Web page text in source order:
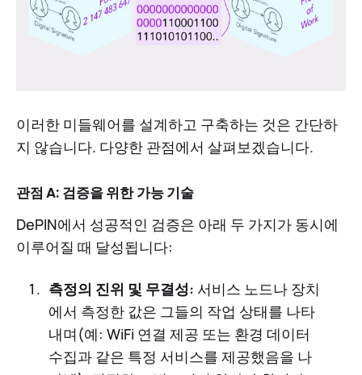
이러한 미들웨어를 설계하고 구축하는 것은 간단하
지 않습니다. 다양한 관점에서 살펴보겠습니다.
관점 A: 검증을 위한 가능 기술
DePIN에서 성공적인 검증은 아래 두 가지가 동시에
이루어질 때 달성됩니다:
측정의 진위 및 무결성: 서비스 노드나 장치
에서 측정한 값은 그들의 작업 상태를 나타
내며(예: WiFi 연결 제공 또는 환경 데이터
수집과 같은 특정 서비스를 제공했음을 나